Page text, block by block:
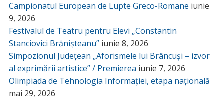
Campionatul European de Lupte Greco-Romane iunie
9, 2026
Festivalul de Teatru pentru Elevi „Constantin
Stanciovici Brănișteanu” iunie 8, 2026
Simpozionul Județean „Aforismele lui Brâncuși – izvor
al exprimării artistice” / Premierea iunie 7, 2026
Olimpiada de Tehnologia Informației, etapa națională
mai 29, 2026